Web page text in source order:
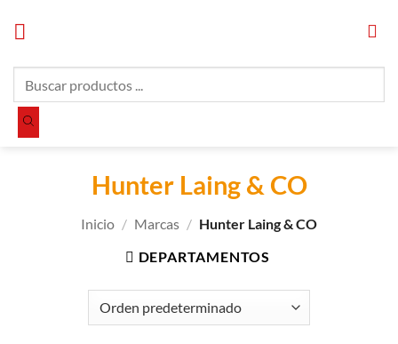
productos
Hunter Laing & CO
Inicio / Marcas / Hunter Laing & CO
DEPARTAMENTOS